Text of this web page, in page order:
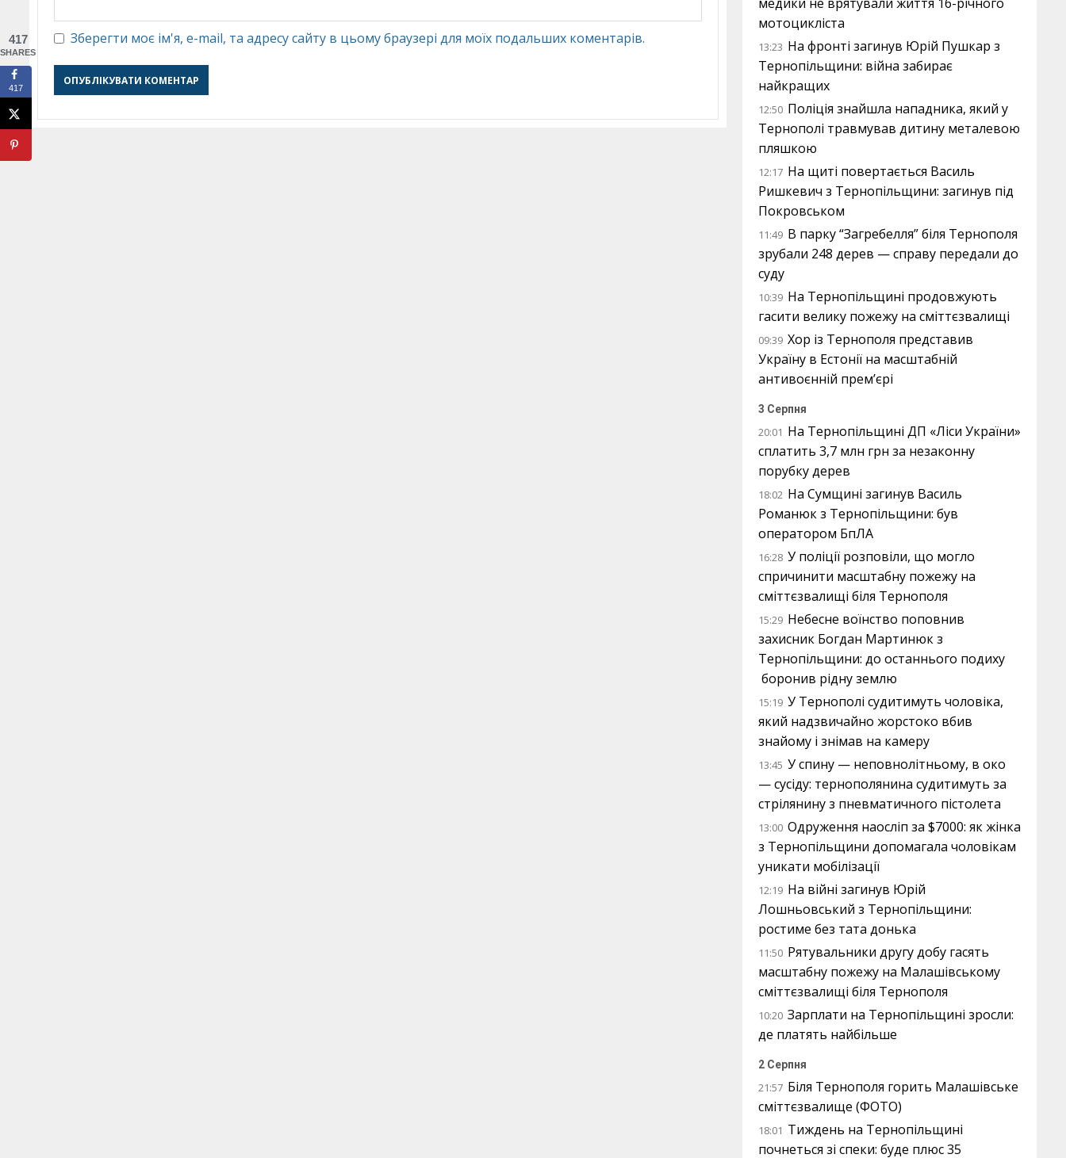
Зберегти моє ім'я, e-mail, та адресу сайту в цьому браузері для моїх подальших коментарів.
мотоцикліста
13:23 На фронті загинув Юрій Пушкар з
Тернопільщини: війна забирає
найкращих
12:50 Поліція знайшла нападника, який у
Тернополі травмував дитину металевою
пляшкою
12:17 На щиті повертається Василь
Ришкевич з Тернопільщини: загинув під
Покровськом
11:49 В парку “Загребелля” біля Тернополя
зрубали 248 дерев — справу передали до
суду
10:39 На Тернопільщині продовжують
гасити велику пожежу на сміттєзвалищі
09:39 Хор із Тернополя представив
Україну в Естонії на масштабній
антивоєнній прем’єрі
3 Серпня
20:01 На Тернопільщині ДП «Ліси України»
сплатить 3,7 млн грн за незаконну
порубку дерев
18:02 На Сумщині загинув Василь
Романюк з Тернопільщини: був
оператором БпЛА
16:28 У поліції розповіли, що могло
спричинити масштабну пожежу на
сміттєзвалищі біля Тернополя
15:29 Небесне воїнство поповнив
захисник Богдан Мартинюк з
Тернопільщини: до останнього подиху
боронив рідну землю
15:19 У Тернополі судитимуть чоловіка,
який надзвичайно жорстоко вбив
знайому і знімав на камеру
13:45 У спину — неповнолітньому, в око
— сусіду: тернополянина судитимуть за
стрілянину з пневматичного пістолета
13:00 Одруження наосліп за $7000: як жінка
з Тернопільщини допомагала чоловікам
уникати мобілізації
12:19 На війні загинув Юрій
Лошньовський з Тернопільщини:
ростиме без тата донька
11:50 Рятувальники другу добу гасять
масштабну пожежу на Малашівському
сміттєзвалищі біля Тернополя
10:20 Зарплати на Тернопільщині зросли:
де платять найбільше
2 Серпня
21:57 Біля Тернополя горить Малашівське
сміттєзвалище (ФОТО)
18:01 Тиждень на Тернопільщині
почнеться зі спеки: буде плюс 35
417
SHARES
417